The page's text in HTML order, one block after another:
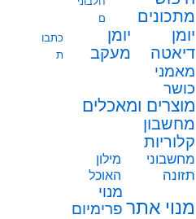
מתכונים
ם
יומן
דיאטה
יומן
מעקב
כתבו
ת
מאמני
כושר
מוצרים ומאכלים
מחשבון
קלוריות
מחשבוני
תזונה
מילון
האוכל
מנוי אתר
מנוי
פרימיום